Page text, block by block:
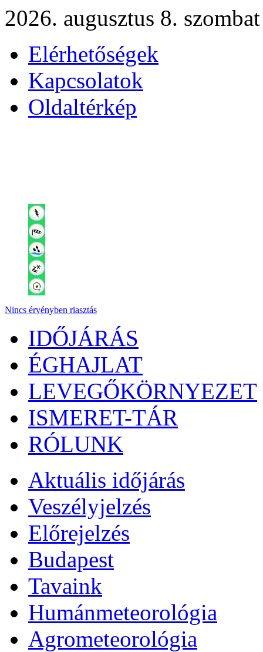
2026. augusztus 8. szombat
Elérhetőségek
Kapcsolatok
Oldaltérkép
Nincs érvényben riasztás
IDŐJÁRÁS
ÉGHAJLAT
LEVEGŐKÖRNYEZET
ISMERET-TÁR
RÓLUNK
Aktuális időjárás
Veszélyjelzés
Előrejelzés
Budapest
Tavaink
Humánmeteorológia
Agrometeorológia